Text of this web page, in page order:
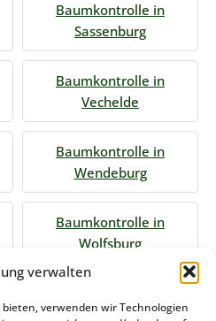
verwalten
verwenden wir Technologien
Baumkontrolle in
Sassenburg
Baumkontrolle in
Vechelde
Baumkontrolle in
Wendeburg
Baumkontrolle in
Wolfsburg